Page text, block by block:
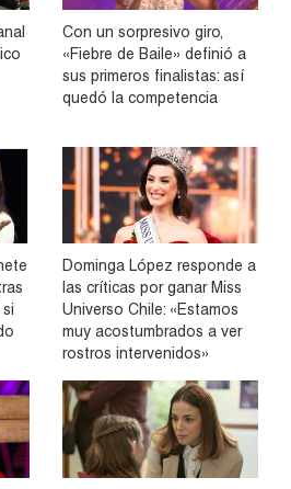
Con un sorpresivo giro,
«Fiebre de Baile» definió a
sus primeros finalistas: así
quedó la competencia
Dominga López responde a
las críticas por ganar Miss
Universo Chile: «Estamos
muy acostumbrados a ver
rostros intervenidos»